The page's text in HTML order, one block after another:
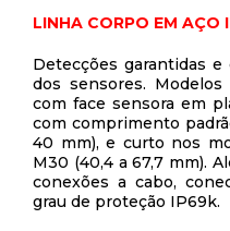
LINHA CORPO EM AÇO
Detecções garantidas
dos sensores.
com face sensora em
com comprimento
40 mm), e curto nos
M30 (40,4 a 67,7 mm).
conexões a cabo,
grau de proteção IP69k.